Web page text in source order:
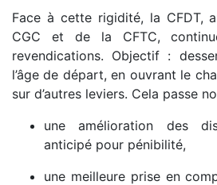
Face à cette rigidité, la CFDT,
CGC et de la CFTC,
revendications. Objectif :
l’âge de départ, en ouvrant le
sur d’autres leviers. Cela passe
une amélioration des
anticipé pour pénibilité,
une meilleure prise en